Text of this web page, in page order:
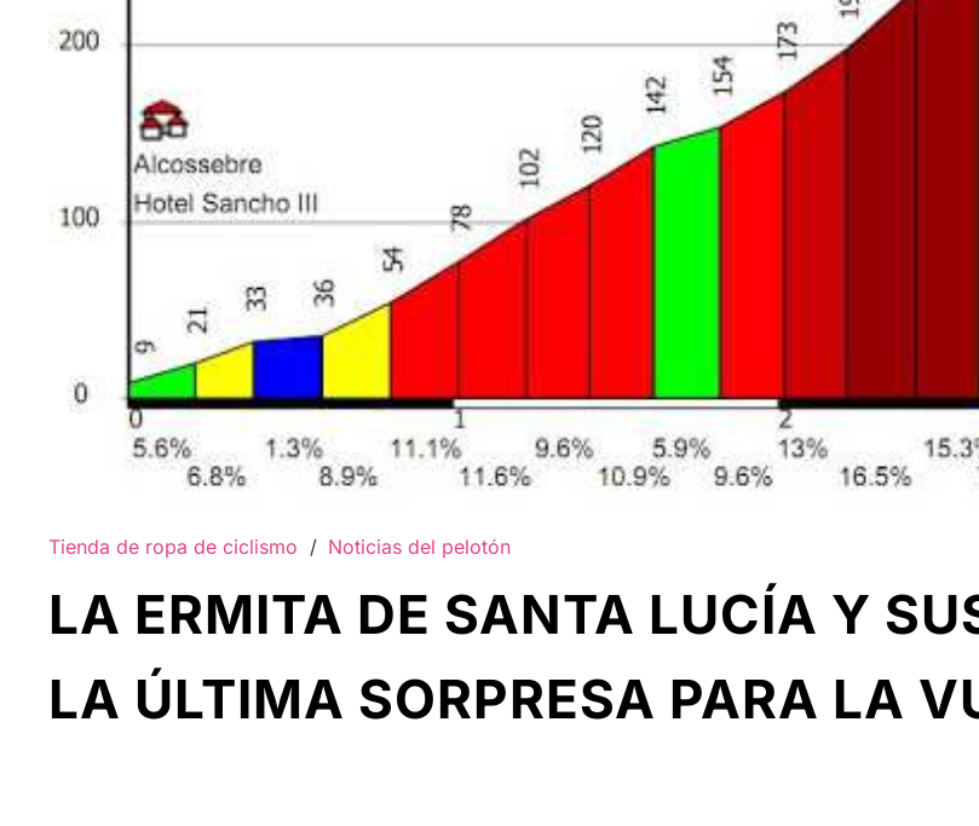
Tienda de ropa de ciclismo / Noticias del pelotón
LA ERMITA DE SANTA LUCÍA Y
LA ÚLTIMA SORPRESA PARA LA